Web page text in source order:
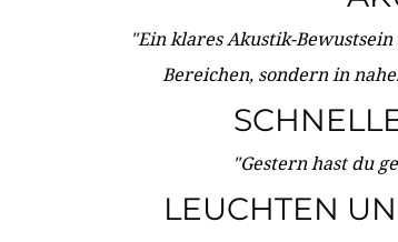
"Ein klares Akustik-
Bereichen, sondern in
"Gestern hast du
LEUCHTEN